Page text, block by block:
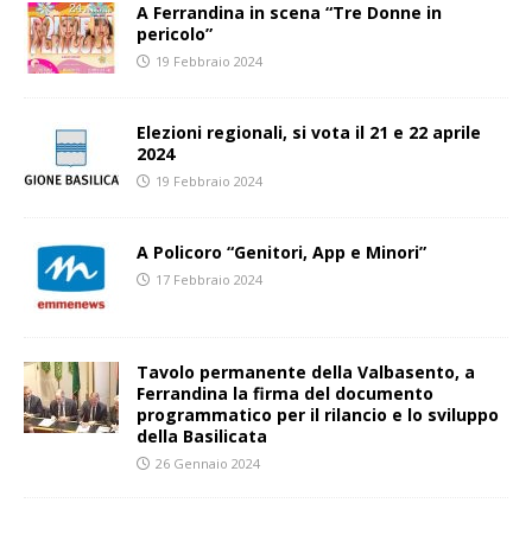
A Ferrandina in scena “Tre Donne in
pericolo”
19 Febbraio 2024
Elezioni regionali, si vota il 21 e 22 aprile
2024
19 Febbraio 2024
A Policoro “Genitori, App e Minori”
17 Febbraio 2024
Tavolo permanente della Valbasento, a
Ferrandina la firma del documento
programmatico per il rilancio e lo sviluppo
della Basilicata
26 Gennaio 2024